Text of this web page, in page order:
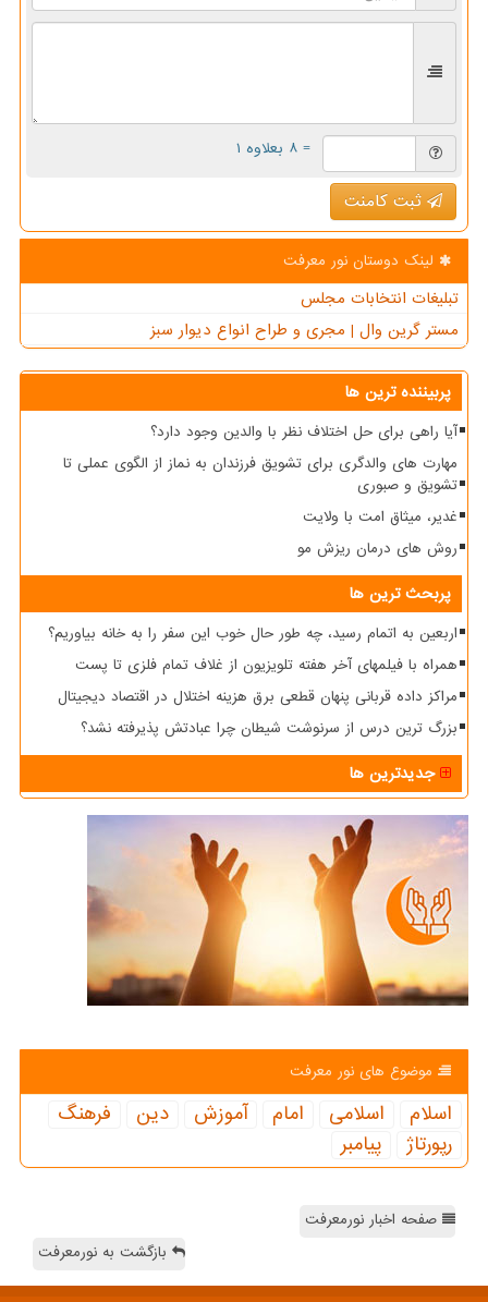
= ۸ بعلاوه ۱
ثبت کامنت
لینک دوستان نور معرفت
تبلیغات انتخابات مجلس
مستر گرین وال | مجری و طراح انواع دیوار سبز
پربیننده ترین ها
آیا راهی برای حل اختلاف نظر با والدین وجود دارد؟
مهارت های والدگری برای تشویق فرزندان به نماز از الگوی عملی تا
تشویق و صبوری
غدیر، میثاق امت با ولایت
روش های درمان ریزش مو
پربحث ترین ها
اربعین به اتمام رسید، چه طور حال خوب این سفر را به خانه بیاوریم؟
همراه با فیلمهای آخر هفته تلویزیون از غلاف تمام فلزی تا پست
مراکز داده قربانی پنهان قطعی برق هزینه اختلال در اقتصاد دیجیتال
بزرگ ترین درس از سرنوشت شیطان چرا عبادتش پذیرفته نشد؟
جدیدترین ها
موضوع های نور معرفت
اسلام اسلامی امام آموزش دین
فرهنگ
رپورتاژ
پیامبر
صفحه اخبار نورمعرفت
بازگشت به نورمعرفت